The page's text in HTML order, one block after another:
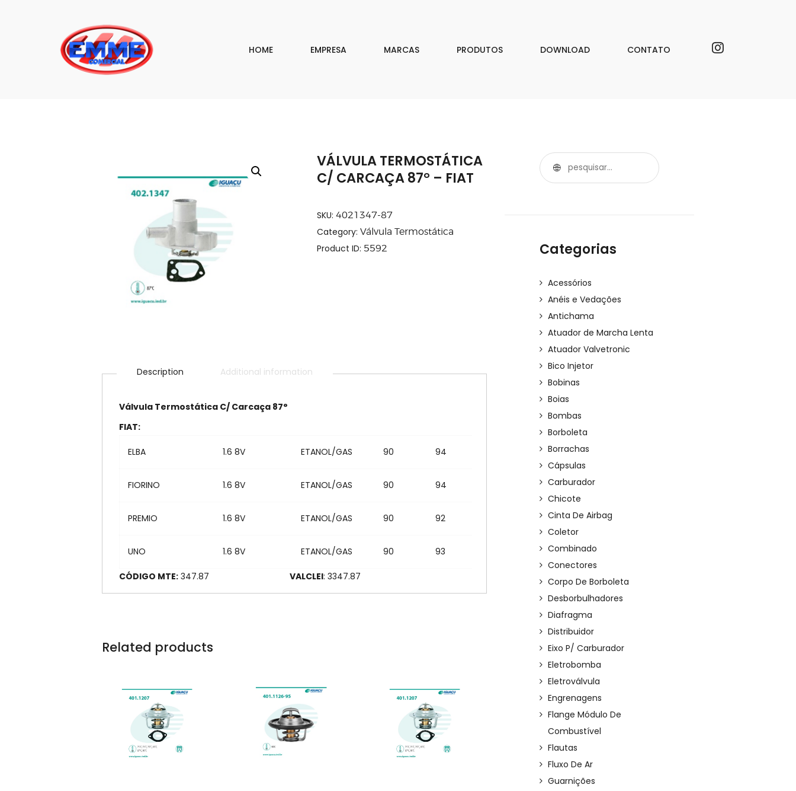
HOME EMPRESA MARCAS PRODUTOS DOWNLOAD CONTATO
PRODUTOS
VÁLVULA TERMOSTÁTICA
C/ CARCAÇA 87° – FIAT
SKU: 4021347-87
Category: Válvula Termostática
Product ID: 5592
Description Additional information
Válvula Termostática C/ Carcaça 87°
FIAT:
ELBA 1.6 8V ETANOL/GAS 90 94
FIORINO 1.6 8V ETANOL/GAS 90 94
PREMIO 1.6 8V ETANOL/GAS 90 92
UNO 1.6 8V ETANOL/GAS 90 93
CÓDIGO MTE: 347.87 VALCLEI: 3347.87
Related products
PESQUISAR
Categorias
Acessórios
Anéis e Vedações
Antichama
Atuador de Marcha Lenta
Atuador Valvetronic
Bico Injetor
Bobinas
Boias
Bombas
Borboleta
Borrachas
Cápsulas
Carburador
Chicote
Cinta De Airbag
Coletor
Combinado
Conectores
Corpo De Borboleta
Desborbulhadores
Diafragma
Distribuidor
Eixo P/ Carburador
Eletrobomba
Eletroválvula
Engrenagens
Flange Módulo De
Combustível
Flautas
Fluxo De Ar
Guarnições